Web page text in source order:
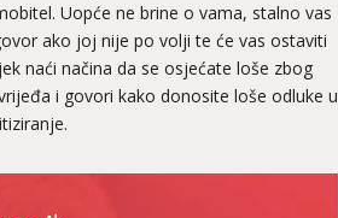
Uopće ne brine o vama, stalno vas
ako joj nije po volji te će vas ostaviti
naći načina da se osjećate loše zbog
i govori kako donosite loše odluke u